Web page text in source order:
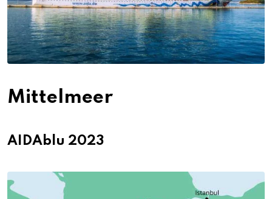
Mittelmeer
AIDAblu 2023